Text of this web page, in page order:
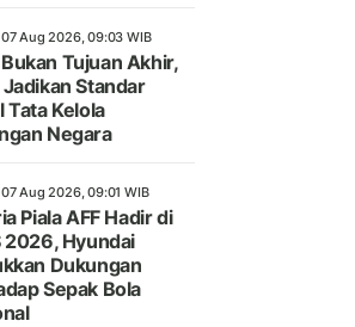
Aug 2026, 09:03 WIB
Tujuan Akhir,
Standar
Tata Kelola
Negara
Aug 2026, 09:01 WIB
Piala AFF Hadir di
2026, Hyundai
Dukungan
Sepak Bola